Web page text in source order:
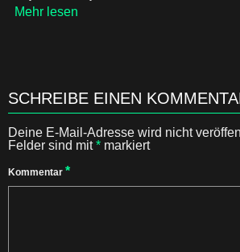
Mehr lesen
SCHREIBE EINEN
Deine E-Mail-Adresse wird nicht
Felder sind mit* markiert
Kommentar *